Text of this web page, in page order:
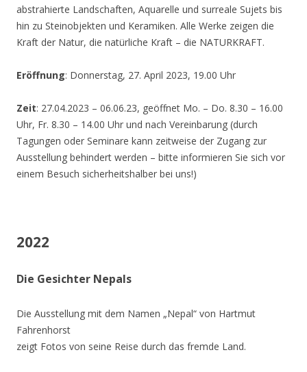
abstrahierte Landschaften, Aquarelle und surreale Sujets bis
hin zu Steinobjekten und Keramiken. Alle Werke zeigen die
Kraft der Natur, die natürliche Kraft – die NATURKRAFT.
Eröffnung: Donnerstag, 27. April 2023, 19.00 Uhr
Zeit: 27.04.2023 – 06.06.23, geöffnet Mo. – Do. 8.30 – 16.00
Uhr, Fr. 8.30 – 14.00 Uhr und nach Vereinbarung (durch
Tagungen oder Seminare kann zeitweise der Zugang zur
Ausstellung behindert werden – bitte informieren Sie sich vor
einem Besuch sicherheitshalber bei uns!)
2022
Die Gesichter Nepals
Die Ausstellung mit dem Namen „Nepal“ von Hartmut
Fahrenhorst
zeigt Fotos von seine Reise durch das fremde Land.